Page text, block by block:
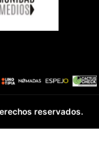
reservados.